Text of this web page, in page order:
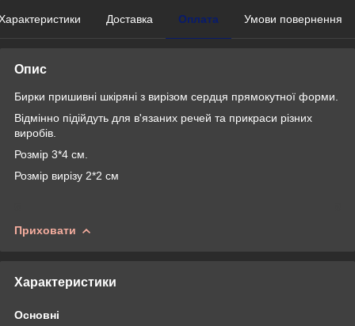
Доставка Оплата Умови повернення
Опис
Бирки пришивні шкіряні з вирізом сердця прямокутної форми.
Відмінно підійдуть для в'язаних речей та прикраси різних
виробів.
Розмір 3*4 см.
Розмір вирізу 2*2 см
Приховати
Характеристики
Основні